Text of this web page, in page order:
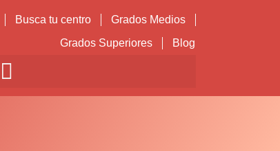
Busca tu centro
Grados Medios
Grados Superiores
Blog